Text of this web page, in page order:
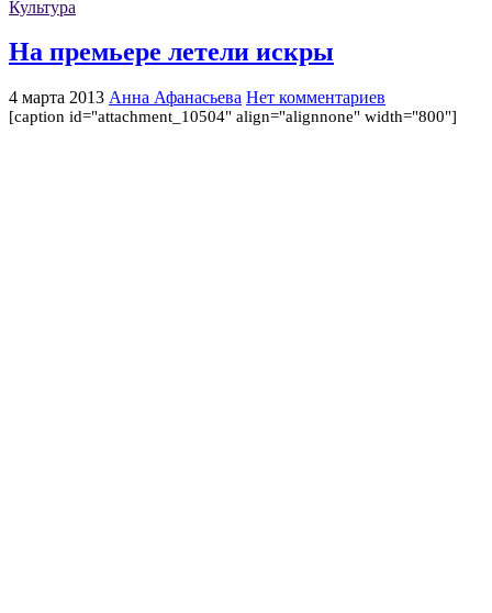
Культура
На премьере летели искры
4 марта 2013 Анна Афанасьева Нет комментариев
[caption id="attachment_10504" align="alignnone" width="800"]